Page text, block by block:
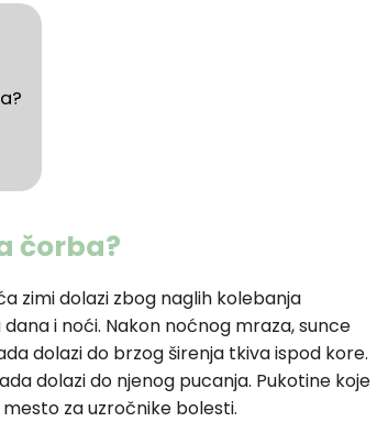
čorba?
zimi dolazi zbog naglih kolebanja
i noći. Nakon noćnog mraza, sunce
dolazi do brzog širenja tkiva ispod kore.
dolazi do njenog pucanja. Pukotine koje
za uzročnike bolesti.